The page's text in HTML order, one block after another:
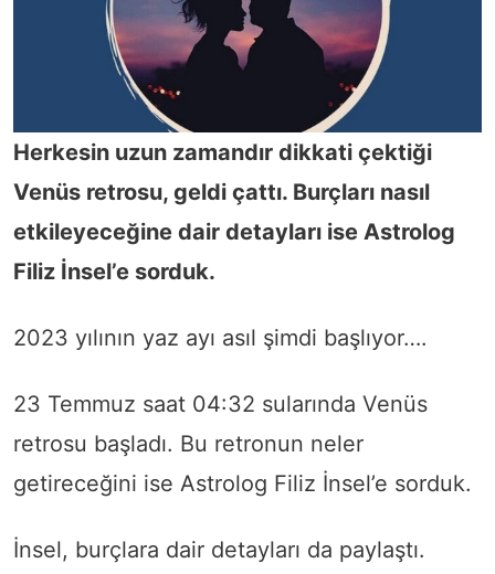
Herkesin uzun zamandır dikkati çektiği
Venüs retrosu, geldi çattı. Burçları nasıl
etkileyeceğine dair detayları ise Astrolog
Filiz İnsel’e sorduk.
2023 yılının yaz ayı asıl şimdi başlıyor….
23 Temmuz saat 04:32 sularında Venüs
retrosu başladı. Bu retronun neler
getireceğini ise Astrolog Filiz İnsel’e sorduk.
İnsel, burçlara dair detayları da paylaştı.